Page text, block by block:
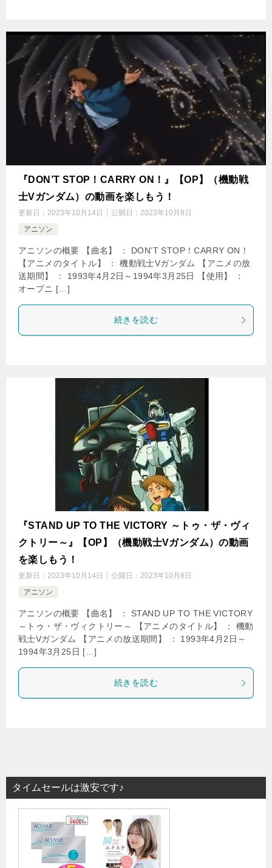
『DON’T STOP！CARRY ON！』【OP】（機動戦
士Vガンダム）の動画を楽しもう！
更新日： 2023年10月14日 公開日： 2023年10月8日
アニソン
アニソンの概要 【曲名】 ： DON’T STOP！CARRY ON！
【アニメのタイトル】 ： 機動戦士Vガンダム 【アニメの放
送期間】 ： 1993年4月2日～1994年3月25日 【使用】 ：
オープニ […]
続きを読む
『STAND UP TO THE VICTORY ～トゥ・ザ・ヴィ
クトリー～』【OP】（機動戦士Vガンダム）の動画
を楽しもう！
更新日： 2023年10月14日 公開日： 2023年10月8日
アニソン
アニソンの概要 【曲名】 ： STAND UP TO THE VICTORY
～トゥ・ザ・ヴィクトリー～ 【アニメのタイトル】 ： 機動
戦士Vガンダム 【アニメの放送期間】 ： 1993年4月2日～
1994年3月25日 […]
続きを読む
タイムセールは激安です♪